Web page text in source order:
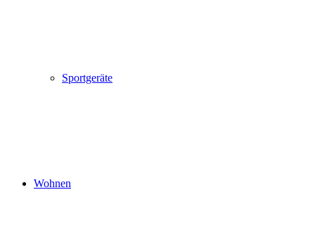
Sportgeräte
Wohnen